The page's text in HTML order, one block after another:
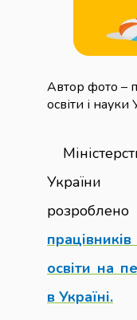
Автор фото –
освіти і науки
України
освіти на
в Україні.